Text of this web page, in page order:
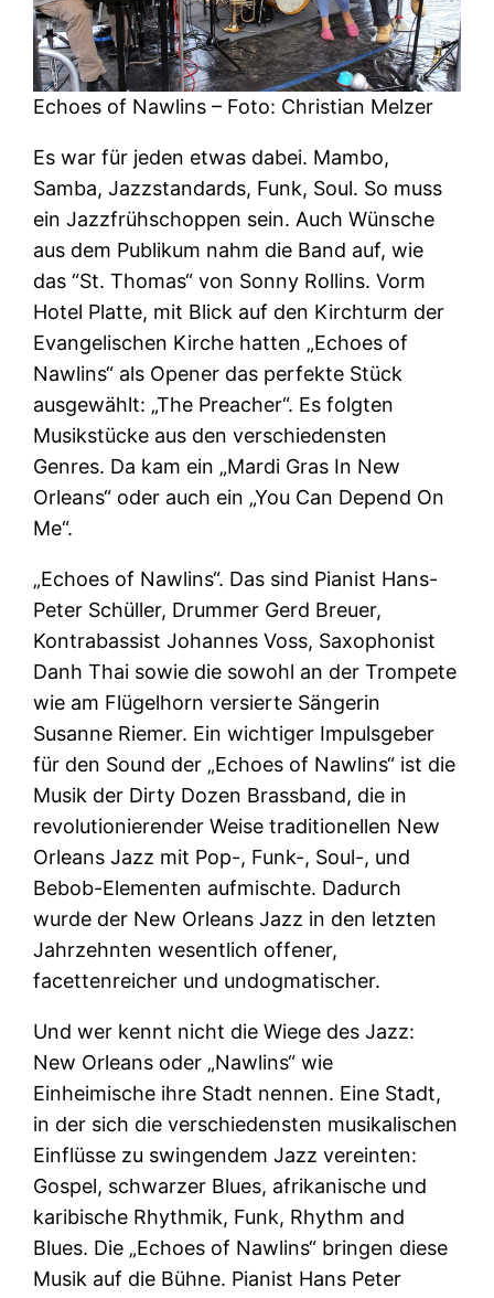
Echoes of Nawlins – Foto: Christian Melzer
Es war für jeden etwas dabei. Mambo,
Samba, Jazzstandards, Funk, Soul. So muss
ein Jazzfrühschoppen sein. Auch Wünsche
aus dem Publikum nahm die Band auf, wie
das “St. Thomas“ von Sonny Rollins. Vorm
Hotel Platte, mit Blick auf den Kirchturm der
Evangelischen Kirche hatten „Echoes of
Nawlins“ als Opener das perfekte Stück
ausgewählt: „The Preacher“. Es folgten
Musikstücke aus den verschiedensten
Genres. Da kam ein „Mardi Gras In New
Orleans“ oder auch ein „You Can Depend On
Me“.
„Echoes of Nawlins“. Das sind Pianist Hans-
Peter Schüller, Drummer Gerd Breuer,
Kontrabassist Johannes Voss, Saxophonist
Danh Thai sowie die sowohl an der Trompete
wie am Flügelhorn versierte Sängerin
Susanne Riemer. Ein wichtiger Impulsgeber
für den Sound der „Echoes of Nawlins“ ist die
Musik der Dirty Dozen Brassband, die in
revolutionierender Weise traditionellen New
Orleans Jazz mit Pop-, Funk-, Soul-, und
Bebob-Elementen aufmischte. Dadurch
wurde der New Orleans Jazz in den letzten
Jahrzehnten wesentlich offener,
facettenreicher und undogmatischer.
Und wer kennt nicht die Wiege des Jazz:
New Orleans oder „Nawlins“ wie
Einheimische ihre Stadt nennen. Eine Stadt,
in der sich die verschiedensten musikalischen
Einflüsse zu swingendem Jazz vereinten:
Gospel, schwarzer Blues, afrikanische und
karibische Rhythmik, Funk, Rhythm and
Blues. Die „Echoes of Nawlins“ bringen diese
Musik auf die Bühne. Pianist Hans Peter